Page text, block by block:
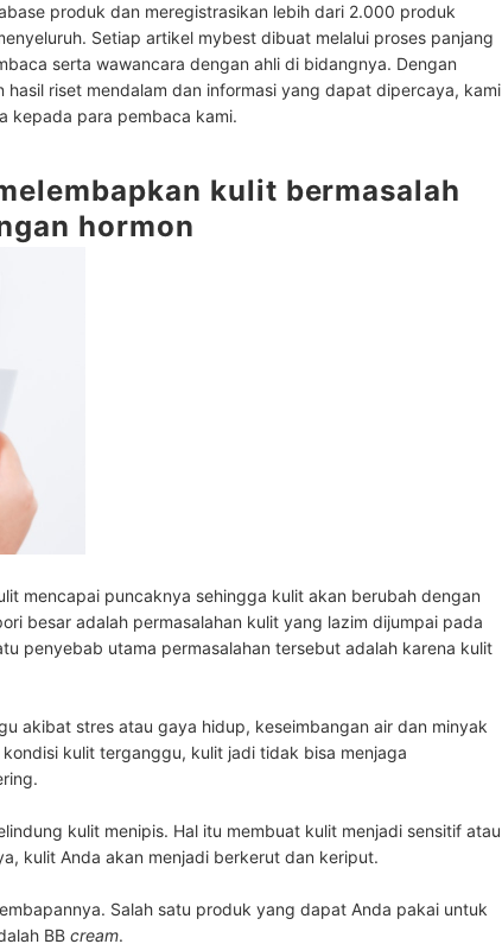
produk dan meregistrasikan lebih dari 2.000 produk
Setiap artikel mybest dibuat melalui proses panjang
serta wawancara dengan ahli di bidangnya. Dengan
riset mendalam dan informasi yang dapat dipercaya, kami
kepada para pembaca kami.
kulit bermasalah
hormon
mencapai puncaknya sehingga kulit akan berubah dengan
besar adalah permasalahan kulit yang lazim dijumpai pada
penyebab utama permasalahan tersebut adalah karena kulit
akibat stres atau gaya hidup, keseimbangan air dan minyak
kondisi kulit terganggu, kulit jadi tidak bisa menjaga
kulit menipis. Hal itu membuat kulit menjadi sensitif atau
kulit Anda akan menjadi berkerut dan keriput.
Salah satu produk yang dapat Anda pakai untuk
BB cream.